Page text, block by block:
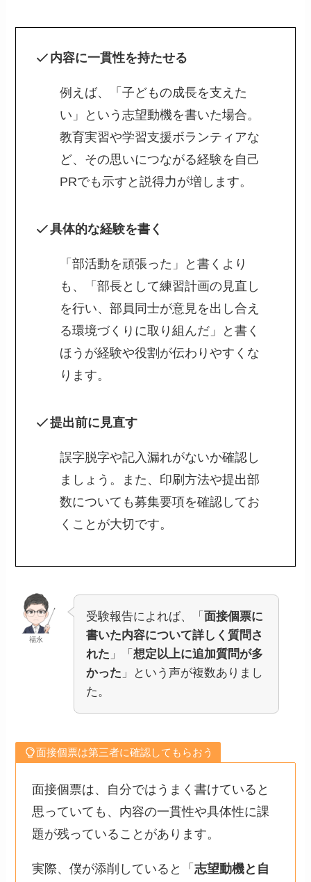
内容に一貫性を持たせる
例えば、「子どもの成長を支えた
い」という志望動機を書いた場合。
教育実習や学習支援ボランティアな
ど、その思いにつながる経験を自己
PRでも示すと説得力が増します。
具体的な経験を書く
「部活動を頑張った」と書くより
も、「部長として練習計画の見直し
を行い、部員同士が意見を出し合え
る環境づくりに取り組んだ」と書く
ほうが経験や役割が伝わりやすくな
ります。
提出前に見直す
誤字脱字や記入漏れがないか確認し
ましょう。また、印刷方法や提出部
数についても募集要項を確認してお
くことが大切です。
福永
受験報告によれば、「 面接個票に
書いた内容について詳しく質問さ
れた 」「想定以上に追加質問が多
かった 」という声が複数ありまし
た。
面接個票は第三者に確認してもらおう
面接個票は、自分ではうまく書けていると
思っていても、内容の一貫性や具体性に課
題が残っていることがあります。
実際、僕が添削していると「 志望動機と自